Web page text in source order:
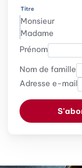
Titre
Monsieur
Madame
Prénom
Nom de famille
Adresse e-mail